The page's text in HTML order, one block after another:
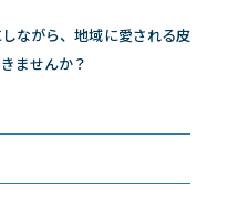
ながら、地域に愛される皮
ませんか？